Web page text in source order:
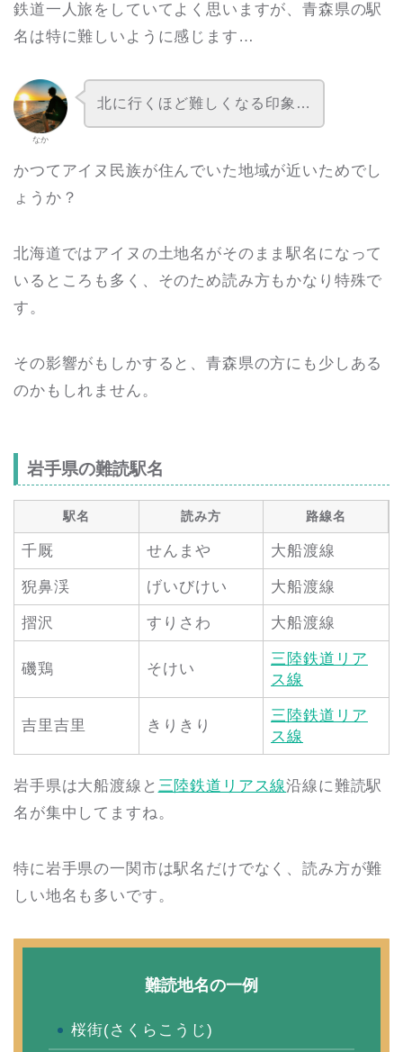
鉄道一人旅をしていてよく思いますが、青森県の駅
名は特に難しいように感じます…
なか
北に行くほど難しくなる印象…
かつてアイヌ民族が住んでいた地域が近いためでし
ょうか？
北海道ではアイヌの土地名がそのまま駅名になって
いるところも多く、そのため読み方もかなり特殊で
す。
その影響がもしかすると、青森県の方にも少しある
のかもしれません。
岩手県の難読駅名
駅名 読み方 路線名
千厩 せんまや 大船渡線
猊鼻渓 げいびけい 大船渡線
摺沢 すりさわ 大船渡線
磯鶏 そけい
三陸鉄道リア
ス線
吉里吉里 きりきり
三陸鉄道リア
ス線
岩手県は大船渡線と 三陸鉄道リアス線沿線に難読駅
名が集中してますね。
特に岩手県の一関市は駅名だけでなく、読み方が難
しい地名も多いです。
難読地名の一例
桜街(さくらこうじ)